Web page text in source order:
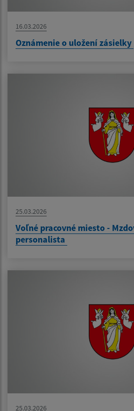
16.03.2026
Oznámenie o uložení zásielky
25.03.2026
Voľné pracovné miesto -
personalista
25.03.2026